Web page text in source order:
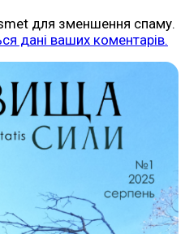
для зменшення спаму.
дані ваших коментарів.